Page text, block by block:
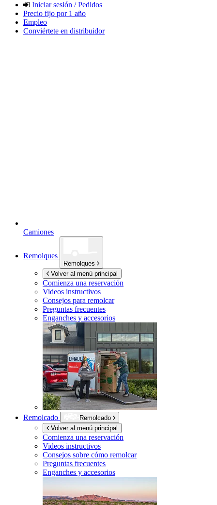
Iniciar sesión / Pedidos
Precio fijo por 1 año
Empleo
Conviértete en distribuidor
Camiones
Remolques
Remolques
Volver al menú principal
Comienza una reservación
Videos instructivos
Consejos para remolcar
Preguntas frecuentes
Enganches y accesorios
Remolcado
Remolcado
Volver al menú principal
Comienza una reservación
Videos instructivos
Consejos sobre cómo remolcar
Preguntas frecuentes
Enganches y accesorios